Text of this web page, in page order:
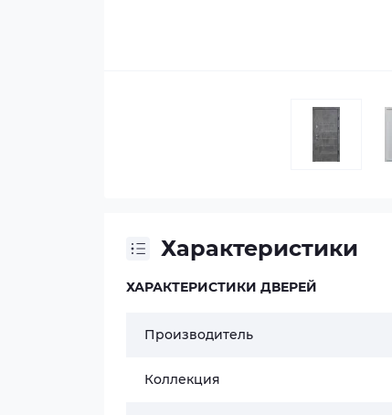
Характеристики
ХАРАКТЕРИСТИКИ ДВЕРЕЙ
Производитель
Коллекция